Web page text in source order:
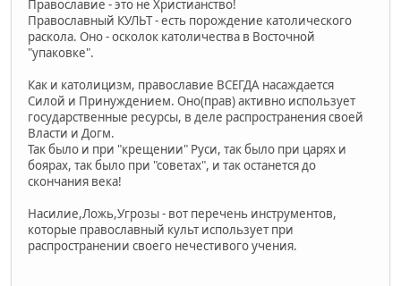
Православие - это не Христианство!
Православный КУЛЬТ - есть порождение католического
раскола. Оно - осколок католичества в Восточной
"упаковке".
Как и католицизм, православие ВСЕГДА насаждается
Силой и Принуждением. Оно(прав) активно использует
государственные ресурсы, в деле распространения своей
Власти и Догм.
Так было и при "крещении" Руси, так было при царях и
боярах, так было при "советах", и так останется до
скончания века!
Насилие,Ложь,Угрозы - вот перечень инструментов,
которые православный культ использует при
распространении своего нечестивого учения.